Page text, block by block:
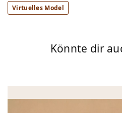
Virtuelles Model
Könnte dir